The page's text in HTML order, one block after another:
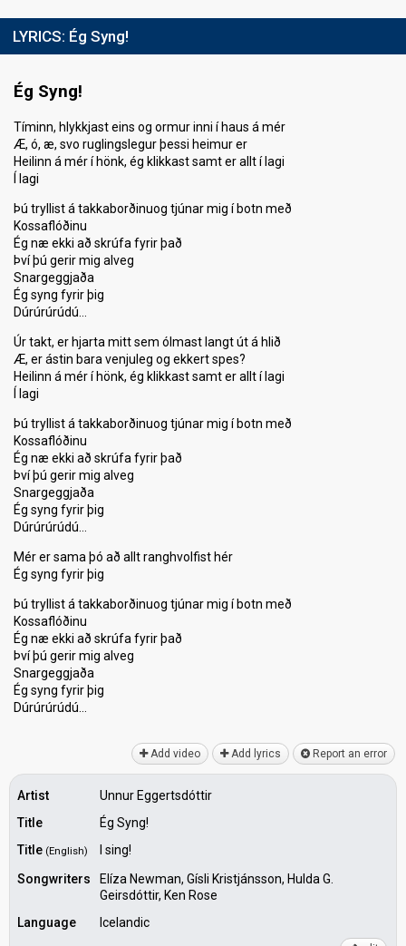
LYRICS: Ég Syng!
Ég Syng!
Tíminn, hlykkjast eins og ormur inni í haus á mér
Æ, ó, æ, svo ruglingslegur þessi heimur er
Heilinn á mér í hönk, ég klikkast samt er allt í lagi
Í lagi
Þú tryllist á takkaborðinuog tjúnar mig í botn með
Kossaflóðinu
Ég næ ekki að skrúfa fyrir það
Því þú gerir mig alveg
Snargeggjaða
Ég syng fyrir þig
Dúrúrúrúdú…
Úr takt, er hjarta mitt sem ólmast langt út á hlið
Æ, er ástin bara venjuleg og ekkert spes?
Heilinn á mér í hönk, ég klikkast samt er allt í lagi
Í lagi
Þú tryllist á takkaborðinuog tjúnar mig í botn með
Kossaflóðinu
Ég næ ekki að skrúfa fyrir það
Því þú gerir mig alveg
Snargeggjaða
Ég syng fyrir þig
Dúrúrúrúdú…
Mér er sama þó að allt ranghvolfist hér
Ég syng fyrir þig
Þú tryllist á takkaborðinuog tjúnar mig í botn með
Kossaflóðinu
Ég næ ekki að skrúfa fyrir það
Því þú gerir mig alveg
Snargeggjaðа
Ég ѕyng fyrir þig
Dúrúrúrúdú…
Add video Add lyrics Report an error
Artist
Unnur Eggertsdóttir
Title
Ég Syng!
Title (English)
I sing!
Songwriters
Elíza Newman, Gísli Kristjánsson, Hulda G.
Geirsdóttir, Ken Rose
Language
Icelandic